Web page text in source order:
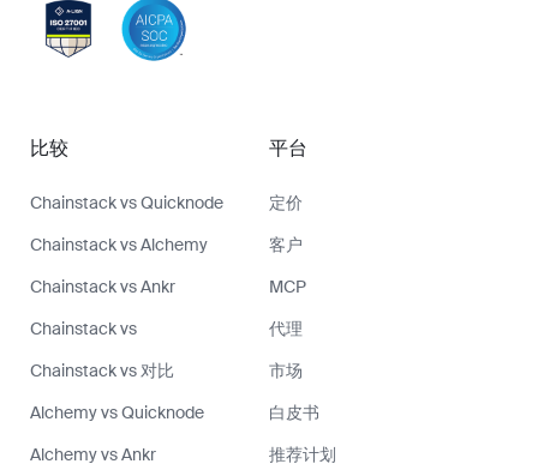
比较
Chainstack vs Quicknode
Chainstack vs Alchemy
Chainstack vs Ankr
Chainstack vs
Chainstack vs 对比
Alchemy vs Quicknode
Alchemy vs Ankr
平台
定价
客户
MCP
代理
市场
白皮书
推荐计划